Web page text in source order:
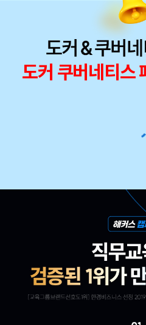
도커 쿠버네티스